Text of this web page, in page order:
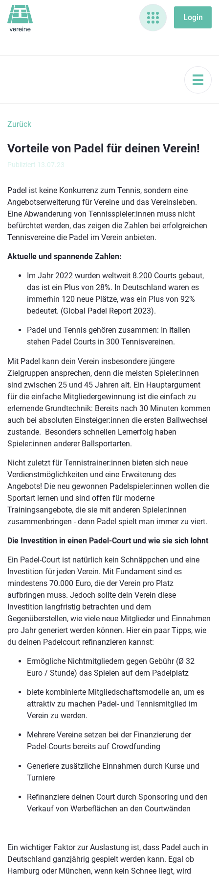
Zurück
Vorteile von Padel für deinen Verein!
Publiziert 13.07.23
Padel ist keine Konkurrenz zum Tennis, sondern eine
Angebotserweiterung für Vereine und das Vereinsleben.
Eine Abwanderung von Tennisspieler:innen muss nicht
befürchtet werden, das zeigen die Zahlen bei erfolgreichen
Tennisvereine die Padel im Verein anbieten.
Aktuelle und spannende Zahlen:
Im Jahr 2022 wurden weltweit 8.200 Courts gebaut,
das ist ein Plus von 28%. In Deutschland waren es
immerhin 120 neue Plätze, was ein Plus von 92%
bedeutet. (Global Padel Report 2023).
Padel und Tennis gehören zusammen: In Italien
stehen Padel Courts in 300 Tennisvereinen.
Mit Padel kann dein Verein insbesondere jüngere
Zielgruppen ansprechen, denn die meisten Spieler:innen
sind zwischen 25 und 45 Jahren alt. Ein Hauptargument
für die einfache Mitgliedergewinnung ist die einfach zu
erlernende Grundtechnik: Bereits nach 30 Minuten kommen
auch bei absoluten Einsteiger:innen die ersten Ballwechsel
zustande. Besonders schnellen Lernerfolg haben
Spieler:innen anderer Ballsportarten.
Nicht zuletzt für Tennistrainer:innen bieten sich neue
Verdienstmöglichkeiten und eine Erweiterung des
Angebots! Die neu gewonnen Padelspieler:innen wollen die
Sportart lernen und sind offen für moderne
Trainingsangebote, die sie mit anderen Spieler:innen
zusammenbringen - denn Padel spielt man immer zu viert.
Die Investition in einen Padel-Court und wie sie sich lohnt
Ein Padel-Court ist natürlich kein Schnäppchen und eine
Investition für jeden Verein. Mit Fundament sind es
mindestens 70.000 Euro, die der Verein pro Platz
aufbringen muss. Jedoch sollte dein Verein diese
Investition langfristig betrachten und dem
Gegenüberstellen, wie viele neue Mitglieder und Einnahmen
pro Jahr generiert werden können. Hier ein paar Tipps, wie
du deinen Padelcourt refinanzieren kannst:
Ermögliche Nichtmitgliedern gegen Gebühr (Ø 32
Euro / Stunde) das Spielen auf dem Padelplatz
biete kombinierte Mitgliedschaftsmodelle an, um es
attraktiv zu machen Padel- und Tennismitglied im
Verein zu werden.
Mehrere Vereine setzen bei der Finanzierung der
Padel-Courts bereits auf Crowdfunding
Generiere zusätzliche Einnahmen durch Kurse und
Turniere
Refinanziere deinen Court durch Sponsoring und den
Verkauf von Werbeflächen an den Courtwänden
Ein wichtiger Faktor zur Auslastung ist, dass Padel auch in
Deutschland ganzjährig gespielt werden kann. Egal ob
Hamburg oder München, wenn kein Schnee liegt, wird